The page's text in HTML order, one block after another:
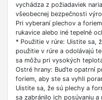
vychádza z požiadaviek
všeobecnej bezpečnosti
Pri vyberaní plechov a
rukavice alebo iné tepelné
* Použitie v rúre: Uistite sa,
použitie v rúre a odolávajú
sa môžu pri vysokých
Ostré hrany: Buďte opatrní
foriem, aby ste sa vyhli
Uistite sa, že sú plechy a
sa zabránilo ich posúvaniu